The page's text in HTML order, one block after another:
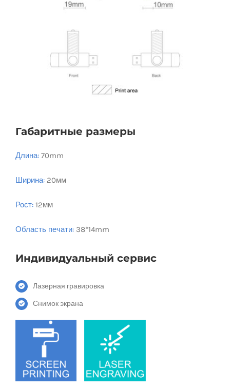
Габаритные размеры
Длина: 70mm
Ширина: 20мм
Рост: 12мм
Область печати: 38*14mm
Индивидуальный сервис
Лазерная гравировка
Снимок экрана